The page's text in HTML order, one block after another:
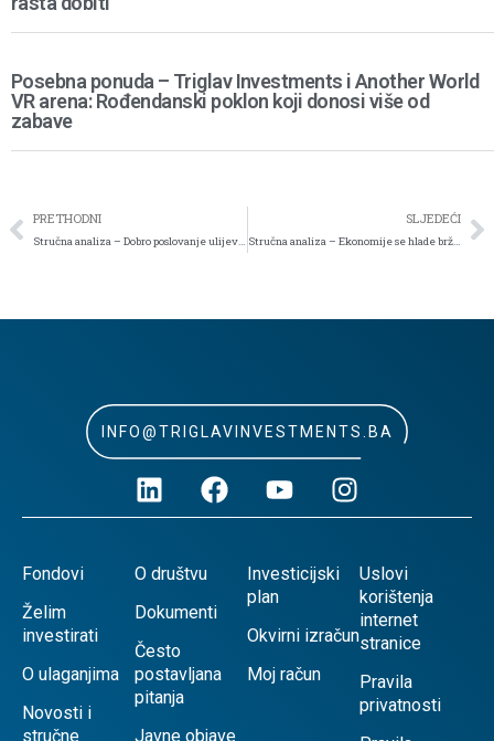
Posebna ponuda – Triglav Investments i Another World
VR arena: Rođendanski poklon koji donosi više od
zabave
PRETHODNI
Stručna analiza – Dobro poslovanje ulijeva povjerenje
SLJEDEĆI
Stručna analiza – Ekonomije se hlade brže od inflacije
INFO@TRIGLAVINVESTMENTS.BA
Fondovi
Želim
investirati
O ulaganjima
Novosti i
stručne
O društvu
Dokumenti
Često
postavljana
pitanja
Javne objave
Investicijski
plan
Okvirni izračun
Moj račun
Uslovi
korištenja
internet
stranice
Pravila
privatnosti